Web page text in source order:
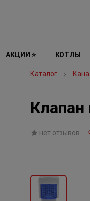
АКЦИИ ⭐ КОТЛЫ
Каталог
Клапан
нет отзывов